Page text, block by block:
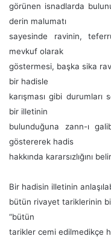
görünen isnadlarda
derin malumatı
sayesinde ravinin,
mevkuf olarak
göstermesi, başka sika
bir hadisle
karışması gibi
bir illetinin
bulunduğuna zann-ı
göstererek hadis
hakkında kararsızlığını
Bir hadisin illetinin
bütün rivayet tariklerinin
“bütün
tarikler cemi edilmedikçe